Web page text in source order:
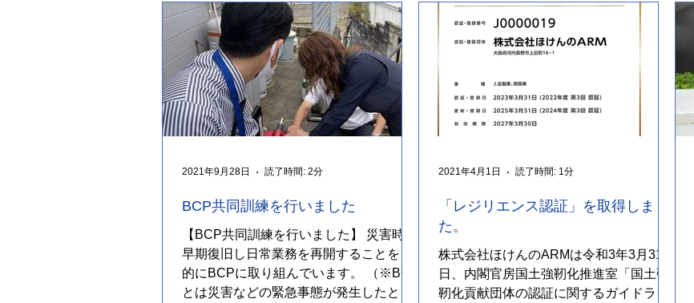
BCP共同訓練を行いました
【BCP共同訓練を行いました】 災害時、
早期復旧し日常業務を再開することを目
的にBCPに取り組んでいます。 （※BCP
とは災害などの緊急事態が発生したとき
2021年9月28日 読了時間: 2分
「レジリエンス認証」を取得しまし
た。
株式会社ほけんのARMは令和3年3月31
日、内閣官房国土強靭化推進室「国土強
靭化貢献団体の認証に関するガイドライ
2021年4月1日 読了時間: 1分